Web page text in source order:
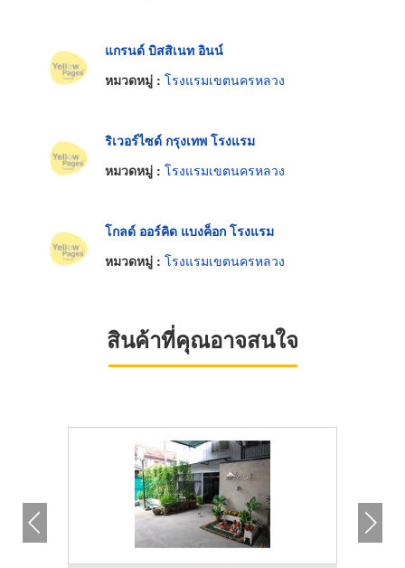
แกรนด์ บิสสิเนท อินน์
หมวดหมู่ : โรงแรมเขตนครหลวง
ริเวอร์ไซด์ กรุงเทพ โรงแรม
หมวดหมู่ : โรงแรมเขตนครหลวง
โกลด์ ออร์คิด แบงค็อก โรงแรม
หมวดหมู่ : โรงแรมเขตนครหลวง
สินค้าที่คุณอาจสนใจ